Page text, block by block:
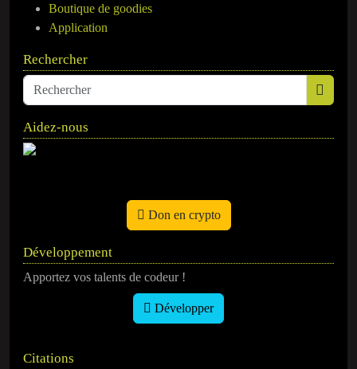
Boutique de goodies
Application
Rechercher
Aidez-nous
Don en crypto
Développement
Apportez vos talents de codeur !
Développer
Citations